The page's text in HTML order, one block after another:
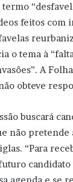
termo
feitos com
o tema à
A
obteve
buscará
não
“Para
candidato